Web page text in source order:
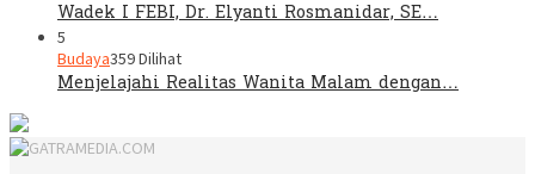
Wadek I FEBI, Dr. Elyanti Rosmanidar, SE…
5
Budaya359 Dilihat
Menjelajahi Realitas Wanita Malam dengan…